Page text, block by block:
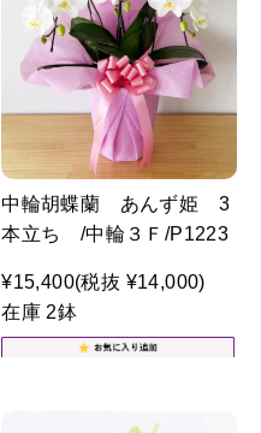
中輪胡蝶蘭 あんず姫 3
本立ち /中輪３Ｆ/P1223
¥15,400(税抜 ¥14,000)
在庫 2鉢